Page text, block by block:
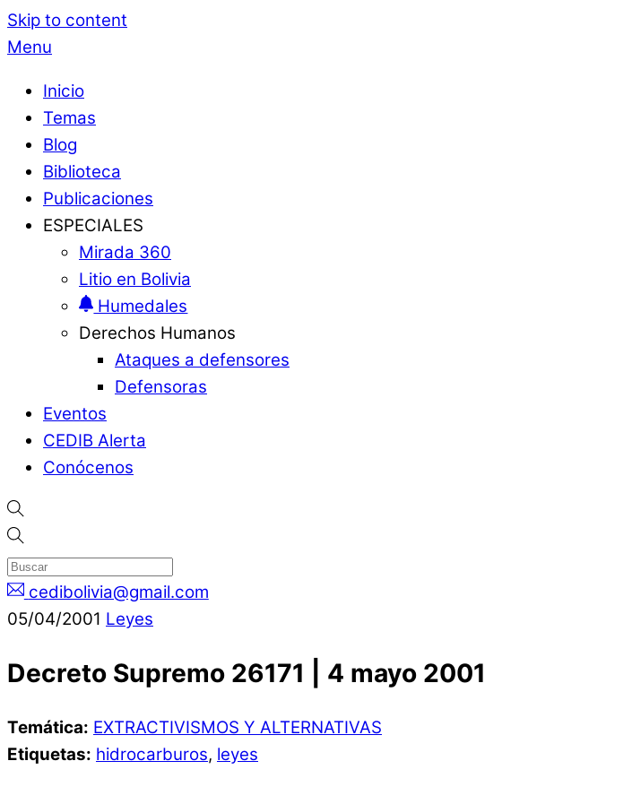
Skip to content
Menu
Inicio
Temas
Blog
Biblioteca
Publicaciones
ESPECIALES
Mirada 360
Litio en Bolivia
Humedales
Derechos Humanos
Ataques a defensores
Defensoras
Eventos
CEDIB Alerta
Conócenos
cedibolivia@gmail.com
05/04/2001 Leyes
Decreto Supremo 26171 | 4 mayo 2001
Temática: EXTRACTIVISMOS Y ALTERNATIVAS
Etiquetas: hidrocarburos, leyes